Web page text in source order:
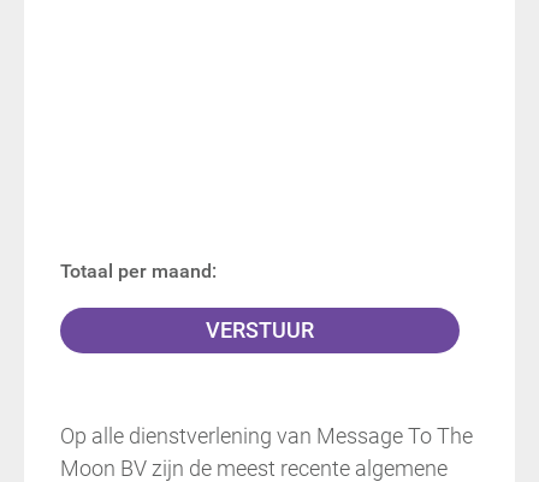
Totaal per maand:
Op alle dienstverlening van Message To The
Moon BV zijn de meest recente algemene